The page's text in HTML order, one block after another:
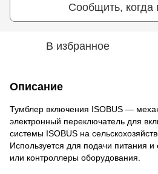
Сообщить, когда
В избранное
Описание
Тумблер включения ISOBUS —
электронный переключатель для
системы ISOBUS на
Используется для подачи питания
или контроллеры оборудования.